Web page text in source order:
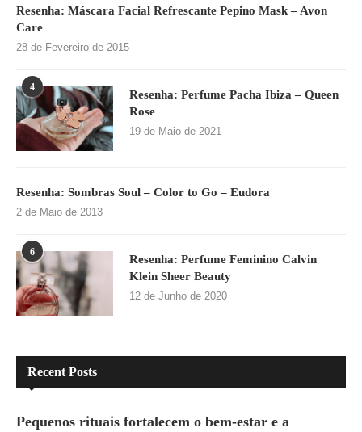
Resenha: Máscara Facial Refrescante Pepino Mask – Avon
Care
28 de Fevereiro de 2015
4
Resenha: Perfume Pacha Ibiza – Queen
Rose
19 de Maio de 2021
Resenha: Sombras Soul – Color to Go – Eudora
2 de Maio de 2013
6
Resenha: Perfume Feminino Calvin
Klein Sheer Beauty
12 de Junho de 2020
Recent Posts
Pequenos rituais fortalecem o bem-estar e a